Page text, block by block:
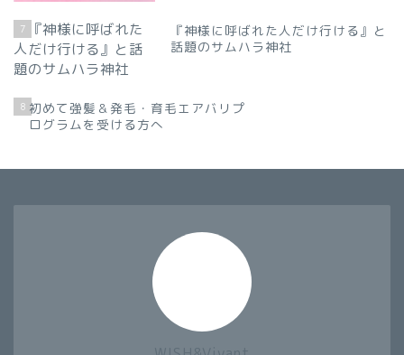
7
『神様に呼ばれた人だけ行ける』と
話題のサムハラ神社
8 初めて強髪＆発毛・育毛エアバリプ
ログラムを受ける方へ